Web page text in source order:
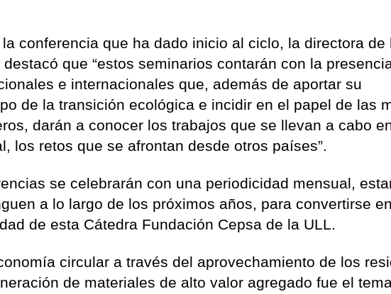
conferencia que ha dado inicio al ciclo, la directora de
que “estos seminarios contarán con la
e internacionales que, además de aportar su
de la transición ecológica e incidir en el papel de las
darán a conocer los trabajos que se llevan a cabo
los retos que se afrontan desde otros países”.
se celebrarán con una periodicidad mensual,
a lo largo de los próximos años, para convertirse
de esta Cátedra Fundación Cepsa de la ULL.
circular a través del aprovechamiento de los
de materiales de alto valor agregado fue el